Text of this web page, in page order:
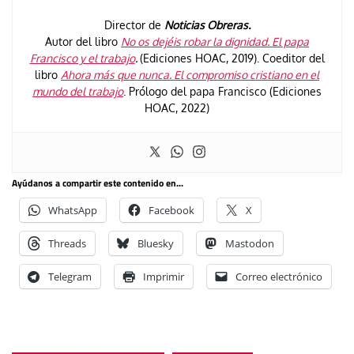
Director de Noticias Obreras.
Autor del libro No os dejéis robar la dignidad. El papa
Francisco y el trabajo.(Ediciones HOAC, 2019). Coeditor del
libro Ahora más que nunca. El compromiso cristiano en el
mundo del trabajo. Prólogo del papa Francisco (Ediciones
HOAC, 2022)
Ayúdanos a compartir este contenido en...
WhatsApp Facebook X
Threads Bluesky Mastodon
Telegram Imprimir Correo electrónico